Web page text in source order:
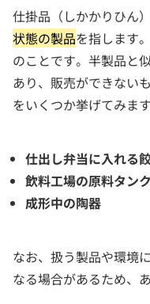
仕掛品（しかかりひん）
状態の製品を指します
のことです。半製品と
あり、販売ができない
をいくつか挙げてみます
仕出し弁当に入れる
飲料工場の原料タン
成形中の陶器
なお、扱う製品や環境
なる場合があるため、